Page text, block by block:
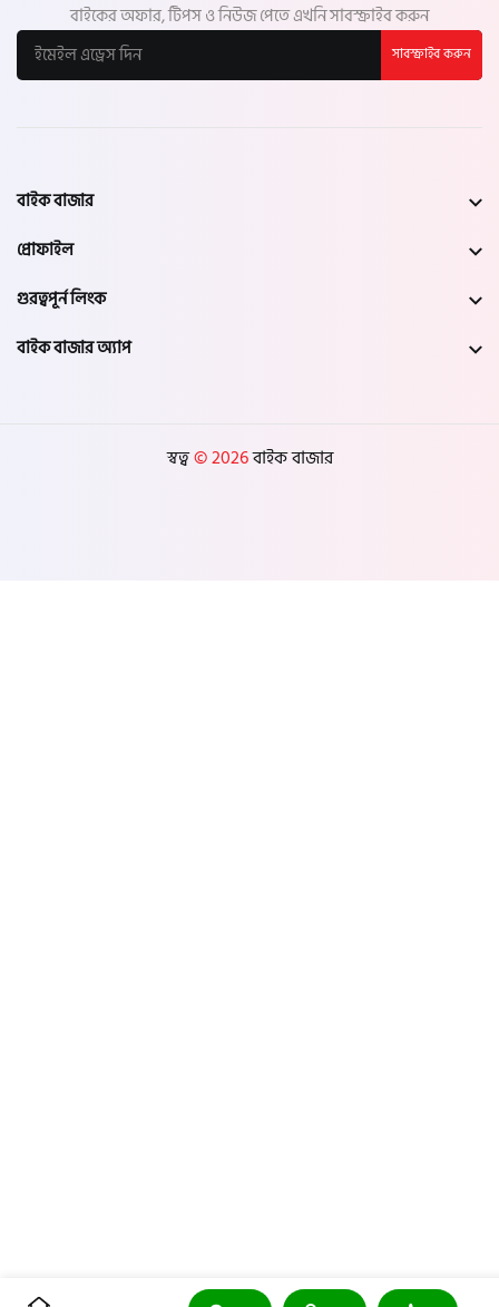
বাইকের অফার, টিপস ও নিউজ পেতে এখনি সাবস্ক্রাইব করুন
সাবস্ক্রাইব করুন
বাইক বাজার
প্রোফাইল
গুরত্বপূর্ন লিংক
বাইক বাজার অ্যাপ
স্বত্ব© 2026বাইক বাজার